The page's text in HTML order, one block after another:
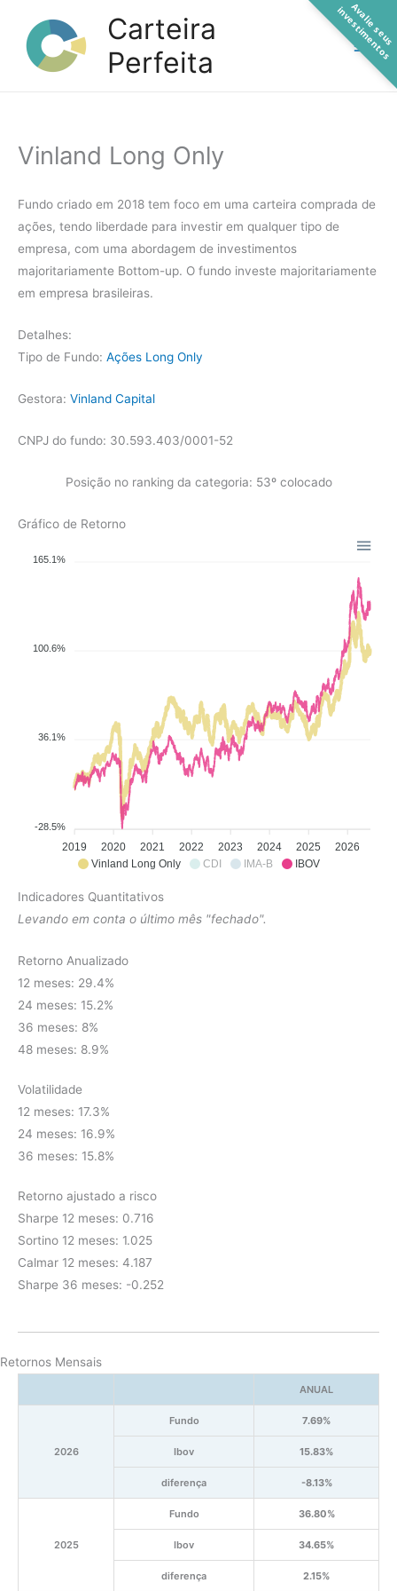
conteúdo
Carteira
Perfeita
Vinland Long Only
Fundo criado em 2018 tem foco em uma carteira comprada de
ações, tendo liberdade para investir em qualquer tipo de
empresa, com uma abordagem de investimentos
majoritariamente Bottom-up. O fundo investe majoritariamente
em empresa brasileiras.
Detalhes:
Tipo de Fundo: Ações Long Only
Gestora: Vinland Capital
CNPJ do fundo: 30.593.403/0001-52
Posição no ranking da categoria: 53º colocado
Gráfico de Retorno
Vinland Long Only CDI IMA-B IBOV
165.1%
100.6%
36.1%
-28.5%
2019 2020 2021 2022 2023 2024 2025 2026
Indicadores Quantitativos
Levando em conta o último mês "fechado".
Retorno Anualizado
12 meses: 29.4%
24 meses: 15.2%
36 meses: 8%
48 meses: 8.9%
Volatilidade
12 meses: 17.3%
24 meses: 16.9%
36 meses: 15.8%
Retorno ajustado a risco
Sharpe 12 meses: 0.716
Sortino 12 meses: 1.025
Calmar 12 meses: 4.187
Sharpe 36 meses: -0.252
Retornos Mensais
ANUAL
2026
Fundo 7.69%
Ibov 15.83%
diferença -8.13%
2025
Fundo 36.80%
Ibov 34.65%
diferença 2.15%
A
v
a
l
i
e
s
e
u
s
i
n
v
e
s
t
i
m
e
n
t
o
s